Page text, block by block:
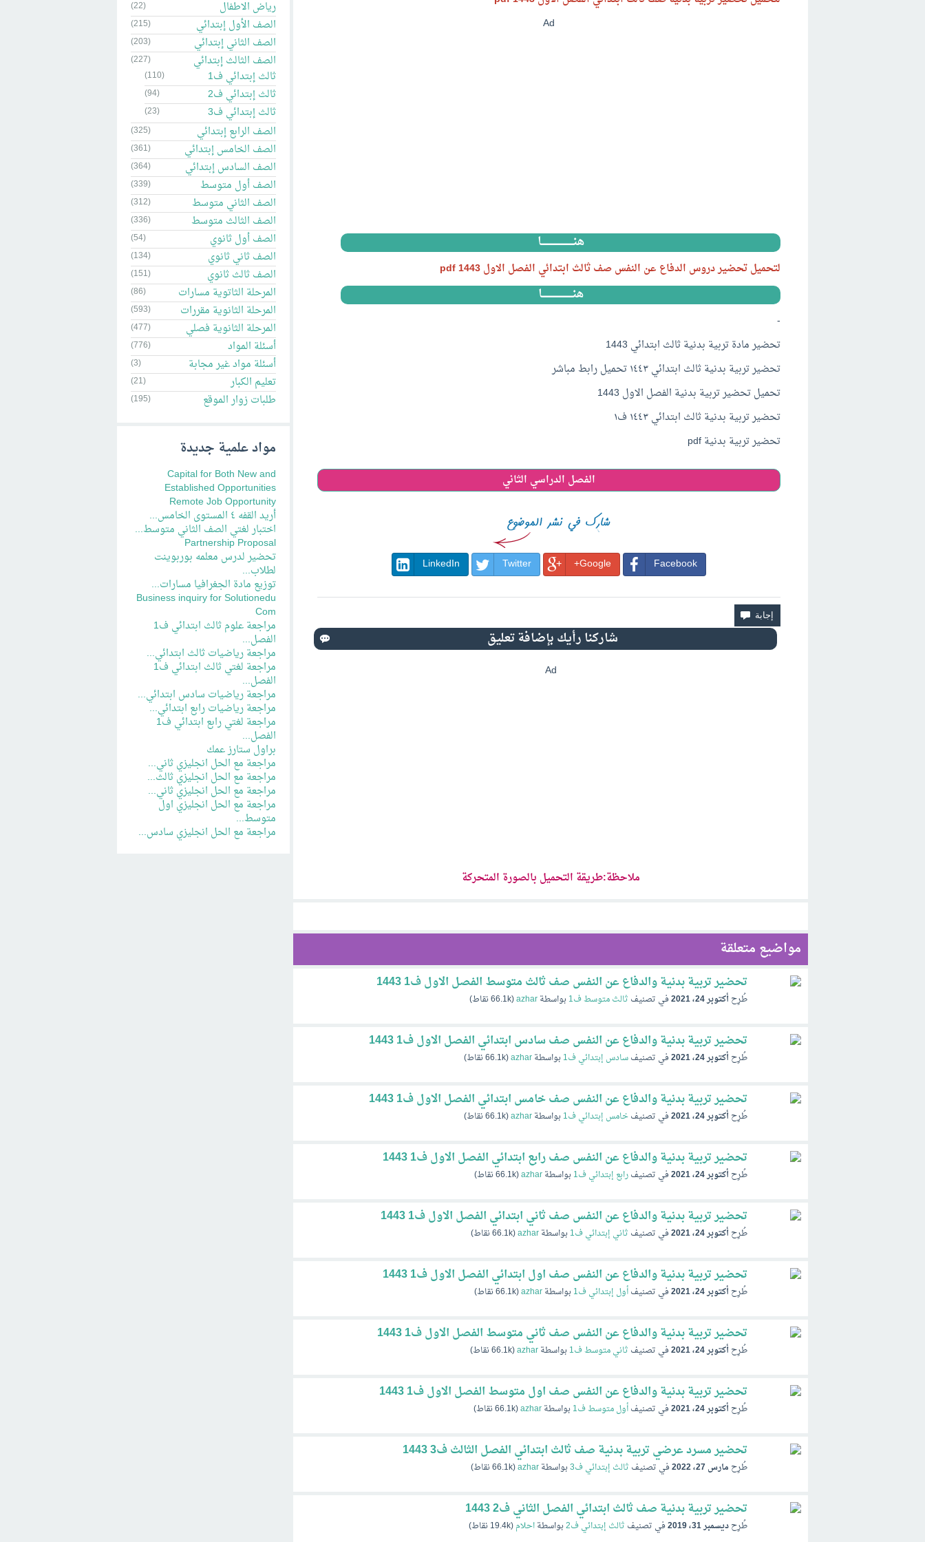
Ad
هنـــــــــــــــــــــــا
لتحميل تحضير دروس الدفاع عن النفس صف ثالث ابتدائي الفصل الاول 1443 pdf
هنــــــــــــــــــــــا
-
تحضير مادة تربية بدنية ثالث ابتدائي 1443
تحضير تربية بدنية ثالث ابتدائي ١٤٤٣ تحميل رابط مباشر
تحميل تحضير تربية بدنية الفصل الاول 1443
تحضير تربية بدنية ثالث ابتدائي ١٤٤٣ ف١
تحضير تربية بدنية pdf
الفصل الدراسي الثاني
Facebook
Google+
Twitter
LinkedIn
Ad
ملاحظة:طريقة التحميل بالصورة المتحركة
مواضيع متعلقة
تحضير تربية بدنية والدفاع عن النفس صف ثالث متوسط الفصل الاول ف1 1443
طُرِحأكتوبر 24، 2021 في تصنيف ثالث متوسط ف1 بواسطةazhar
(
66.1kنقاط)
تحضير تربية بدنية والدفاع عن النفس صف سادس ابتدائي الفصل الاول ف1 1443
طُرِحأكتوبر 24، 2021 في تصنيفسادس إبتدائي ف1 بواسطةazhar
(
66.1kنقاط)
تحضير تربية بدنية والدفاع عن النفس صف خامس ابتدائي الفصل الاول ف1 1443
طُرِحأكتوبر 24، 2021 في تصنيفخامس إبتدائي ف1 بواسطةazhar
(
66.1kنقاط)
تحضير تربية بدنية والدفاع عن النفس صف رابع ابتدائي الفصل الاول ف1 1443
طُرِحأكتوبر 24، 2021 في تصنيفرابع إبتدائي ف1 بواسطةazhar
(
66.1kنقاط)
تحضير تربية بدنية والدفاع عن النفس صف ثاني ابتدائي الفصل الاول ف1 1443
طُرِحأكتوبر 24، 2021 في تصنيف ثاني إبتدائي ف1 بواسطةazhar
(
66.1kنقاط)
تحضير تربية بدنية والدفاع عن النفس صف اول ابتدائي الفصل الاول ف1 1443
طُرِحأكتوبر 24، 2021 في تصنيفأول إبتدائي ف1 بواسطةazhar
(
66.1kنقاط)
تحضير تربية بدنية والدفاع عن النفس صف ثاني متوسط الفصل الاول ف1 1443
طُرِحأكتوبر 24، 2021 في تصنيف ثاني متوسط ف1 بواسطةazhar
(
66.1kنقاط)
تحضير تربية بدنية والدفاع عن النفس صف اول متوسط الفصل الاول ف1 1443
طُرِحأكتوبر 24، 2021 في تصنيفأول متوسط ف1 بواسطةazhar
(
66.1kنقاط)
تحضير مسرد عرضي تربية بدنية صف ثالث ابتدائي الفصل الثالث ف3 1443
طُرِح مارس 27، 2022 في تصنيف ثالث إبتدائي ف3 بواسطةazhar
(
66.1kنقاط)
تحضير تربية بدنية صف ثالث ابتدائي الفصل الثاني ف2 1443
طُرِحديسمبر 31، 2019 في تصنيف ثالث إبتدائي ف2 بواسطةاحلام(
19.4kنقاط)
رياض الاطفال (22)
الصف الأول إبتدائي (215)
الصف الثاني إبتدائي (203)
الصف الثالث إبتدائي (227)
ثالث إبتدائي ف1 (110)
ثالث إبتدائي ف2 (94)
ثالث إبتدائي ف3 (23)
الصف الرابع إبتدائي (325)
الصف الخامس إبتدائي (361)
الصف السادس إبتدائي (364)
الصف أول متوسط (339)
الصف الثاني متوسط (312)
الصف الثالث متوسط (336)
الصف أول ثانوي (54)
الصف ثاني ثانوي (134)
الصف ثالث ثانوي (151)
المرحلة الثاتوية مسارات (86)
المرحلة الثانوية مقررات (593)
المرحلة الثانوية فصلي (477)
أسئلة المواد (776)
أسئلة مواد غير مجابة (3)
تعليم الكبار (21)
طلبات زوار الموقع (195)
مواد علمية جديدة
Capital for Both New and
Established Opportunities
Remote Job Opportunity
أريد القفه ٤ المستوى الخامس...
اختبار لغتي الصف الثاني متوسط...
Partnership Proposal
تحضير لدرس معلمه بوربوينت
لطلاب...
توزيع مادة الجغرافيا مسارات...
Business inquiry for Solutionedu
Com
مراجعة علوم ثالث ابتدائي ف1
الفصل...
مراجعة رياضيات ثالث ابتدائي...
مراجعة لغتي ثالث ابتدائي ف1
الفصل...
مراجعة رياضيات سادس ابتدائي...
مراجعة رياضيات رابع ابتدائي...
مراجعة لغتي رابع ابتدائي ف1
الفصل...
براول ستارز عمك
مراجعة مع الحل انجليزي ثاني...
مراجعة مع الحل انجليزي ثالث...
مراجعة مع الحل انجليزي ثاني...
مراجعة مع الحل انجليزي اول
متوسط...
مراجعة مع الحل انجليزي سادس...